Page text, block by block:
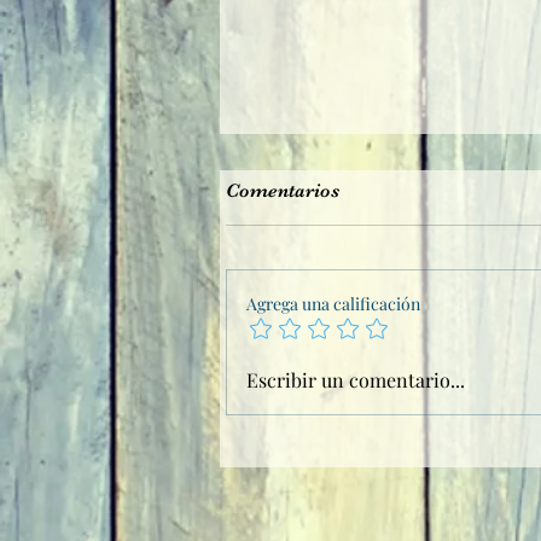
Comentarios
Agrega una calificación
Escribir un comentario...